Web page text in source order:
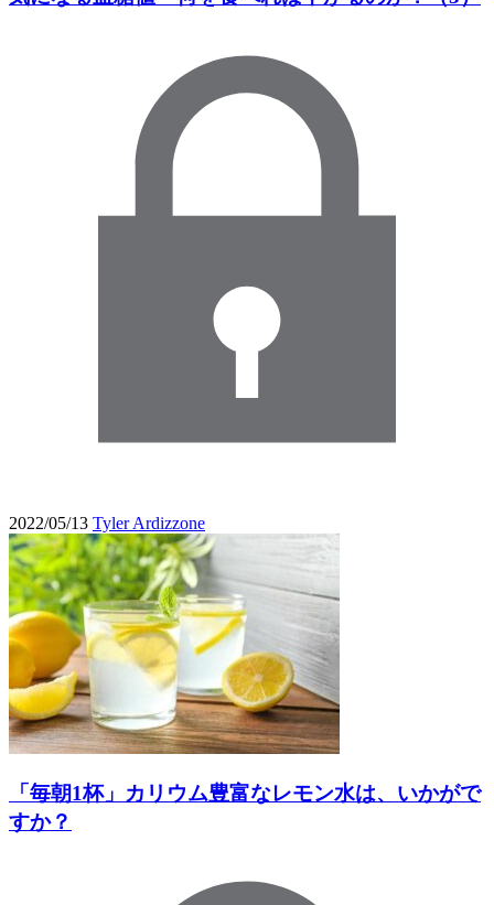
2022/05/13 Tyler Ardizzone
「毎朝1杯」カリウム豊富なレモン水は、いかがで
すか？